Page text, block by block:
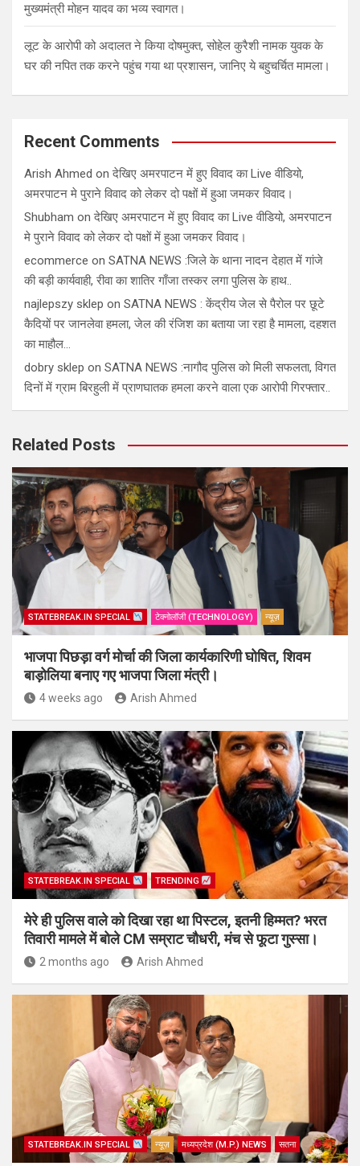
मुख्यमंत्री मोहन यादव का भव्य स्वागत।
लूट के आरोपी को अदालत ने किया दोषमुक्त, सोहेल कुरैशी नामक युवक के
घर की नपित तक करने पहुंच गया था प्रशासन, जानिए ये बहुचर्चित मामला।
Recent Comments
Arish Ahmed onदेखिए अमरपाटन में हुए विवाद का Live वीडियो,
अमरपाटन मे पुराने विवाद को लेकर दो पक्षों में हुआ जमकर विवाद।
Shubham onदेखिए अमरपाटन में हुए विवाद का Live वीडियो, अमरपाटन
मे पुराने विवाद को लेकर दो पक्षों में हुआ जमकर विवाद।
ecommerce on SATNA NEWS :जिले के थाना नादन देहात में गांजे
की बड़ी कार्यवाही, रीवा का शातिर गाँजा तस्कर लगा पुलिस के हाथ..
najlepszy sklep on SATNA NEWS : केंद्रीय जेल से पैरोल पर छूटे
कैदियों पर जानलेवा हमला, जेल की रंजिश का बताया जा रहा है मामला, दहशत
का माहौल…
dobry sklep on SATNA NEWS :नागौद पुलिस को मिली सफलता, विगत
दिनों में ग्राम बिरहुली में प्राणघातक हमला करने वाला एक आरोपी गिरफ्तार..
Related Posts
STATEBREAK.IN SPECIAL टेक्नोलॉजी (TECHNOLOGY) न्यूज़
भाजपा पिछड़ा वर्ग मोर्चा की जिला कार्यकारिणी घोषित, शिवम
बाड़ोलिया बनाए गए भाजपा जिला मंत्री।
4 weeks ago Arish Ahmed
STATEBREAK.IN SPECIAL TRENDING
मेरे ही पुलिस वाले को दिखा रहा था पिस्टल, इतनी हिम्मत? भरत
तिवारी मामले में बोले CM सम्राट चौधरी, मंच से फूटा गुस्सा।
2 months ago Arish Ahmed
STATEBREAK.IN SPECIAL न्यूज़ मध्यप्रदेश (M.P.) NEWS सतना